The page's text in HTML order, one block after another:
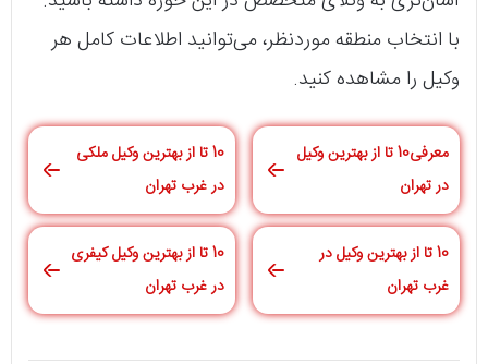
با انتخاب منطقه موردنظر، می‌توانید اطلاعات کامل هر
وکیل را مشاهده کنید.
معرفی10 تا از بهترین وکیل
در تهران
10 تا از بهترین وکیل ملکی
در غرب تهران
10 تا از بهترین وکیل در
غرب تهران
10 تا از بهترین وکیل کیفری
در غرب تهران